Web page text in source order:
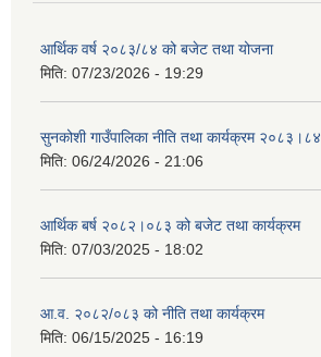
आर्थिक वर्ष २०८३/८४ को बजेट तथा योजना
मिति: 07/23/2026 - 19:29
सुनकोशी गाउँपालिका नीति तथा कार्यक्रम २०८३।८४
मिति: 06/24/2026 - 21:06
आर्थिक बर्ष २०८२।०८३ को बजेट तथा कार्यक्रम
मिति: 07/03/2025 - 18:02
आ.व. २०८२/०८३ को नीति तथा कार्यक्रम
मिति: 06/15/2025 - 16:19